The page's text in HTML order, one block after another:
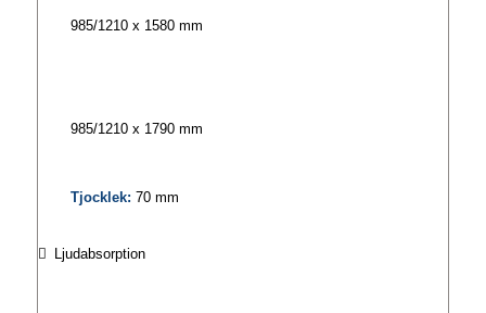
985/1210 x 1580 mm
985/1210 x 1790 mm
Tjocklek: 70 mm
Ljudabsorption